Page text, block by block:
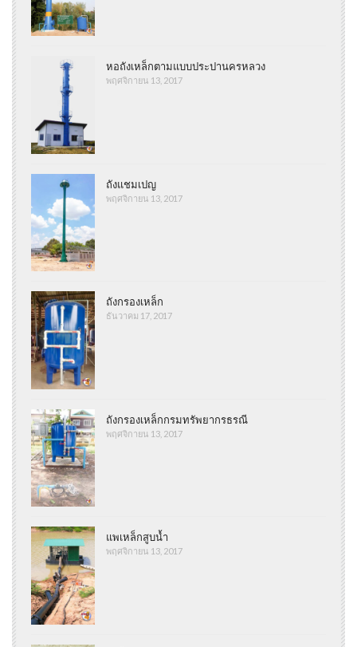
หอถังเหล็กตามแบบประปานครหลวง
พฤศจิกายน 13, 2017
ถังแชมเปญ
พฤศจิกายน 13, 2017
ถังกรองเหล็ก
ธันวาคม 17, 2017
ถังกรองเหล็กกรมทรัพยากรธรณี
พฤศจิกายน 13, 2017
แพเหล็กสูบน้ำ
พฤศจิกายน 13, 2017